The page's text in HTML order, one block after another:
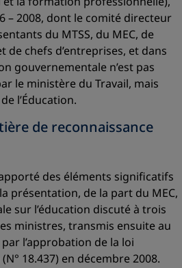
– 2008, dont le comité directeur
du MTSS, du MEC, de
de chefs d’entreprises, et dans
gouvernementale n’est pas
le ministère du Travail, mais
l’Éducation.
de reconnaissance
des éléments significatifs
présentation, de la part du MEC,
sur l’éducation discuté à trois
ministres, transmis ensuite au
l’approbation de la loi
18.437) en décembre 2008.